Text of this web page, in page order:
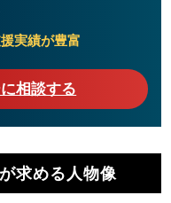
実績が豊富
相談する
求める人物像